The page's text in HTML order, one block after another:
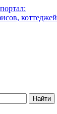
коттеджей